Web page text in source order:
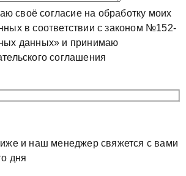
своё согласие на обработку моих
в соответствии с законом №152-
данных» и принимаю
соглашения
и наш менеджер свяжется с вами
дня